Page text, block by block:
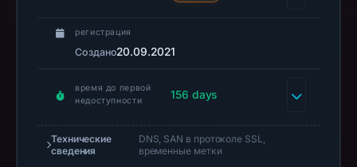
HOSTING
UKRAINE
IP
регистрация
Создано20.09.2021
время до первой
недоступности
156 days
Технические
сведения
DNS, SAN в протоколе SSL,
временные метки